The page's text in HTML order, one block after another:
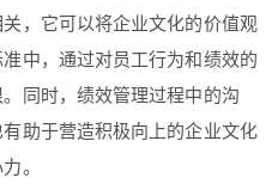
，它可以将企业文化的价值观
中，通过对员工行为和绩效的
同时，绩效管理过程中的沟
助于营造积极向上的企业文化
。